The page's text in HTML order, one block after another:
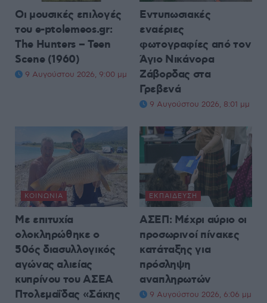
Οι μουσικές επιλογές
του e-ptolemeos.gr:
The Hunters – Teen
Scene (1960)
9 Αυγούστου 2026, 9:00 μμ
Εντυπωσιακές
εναέριες
φωτογραφίες από τον
Άγιο Νικάνορα
Ζάβορδας στα
Γρεβενά
9 Αυγούστου 2026, 8:01 μμ
ΚΟΙΝΩΝΊΑ
Με επιτυχία
ολοκληρώθηκε ο
50ός διασυλλογικός
αγώνας αλιείας
κυπρίνου του ΑΣΕΑ
Πτολεμαΐδας «Σάκης
ΕΚΠΑΊΔΕΥΣΗ
ΑΣΕΠ: Μέχρι αύριο οι
προσωρινοί πίνακες
κατάταξης για
πρόσληψη
αναπληρωτών
9 Αυγούστου 2026, 6:06 μμ